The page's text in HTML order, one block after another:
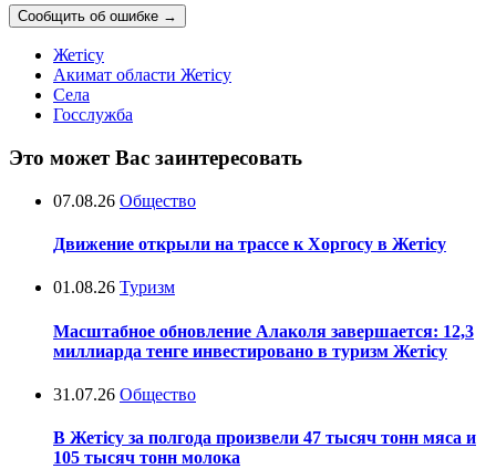
Сообщить об ошибке →
Жетісу
Акимат области Жетісу
Села
Госслужба
Это может Вас заинтересовать
07.08.26 Общество
Движение открыли на трассе к Хоргосу в Жетісу
01.08.26 Туризм
Масштабное обновление Алаколя завершается: 12,3
миллиарда тенге инвестировано в туризм Жетісу
31.07.26 Общество
В Жетісу за полгода произвели 47 тысяч тонн мяса и
105 тысяч тонн молока